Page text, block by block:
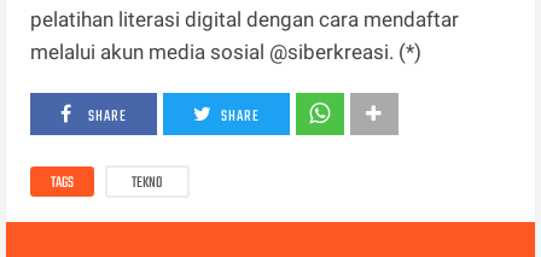
pelatihan literasi digital dengan cara mendaftar
melalui akun media sosial @siberkreasi. (*)
SHARE SHARE
TAGS TEKNO